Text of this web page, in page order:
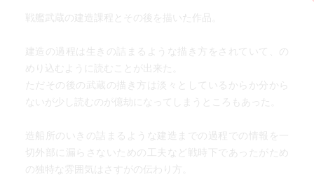
戦艦武蔵の建造課程とその後を描いた作品。
建造の過程は生きの詰まるような描き方をされていて、の
めり込むように読むことが出来た。
ただその後の武蔵の描き方は淡々としているからか分から
ないが少し読むのが億劫になってしまうところもあった。
造船所のいきの詰まるような建造までの過程での情報を一
切外部に漏らさないための工夫など戦時下であったがため
の独特な雰囲気はさすがの伝わり方。